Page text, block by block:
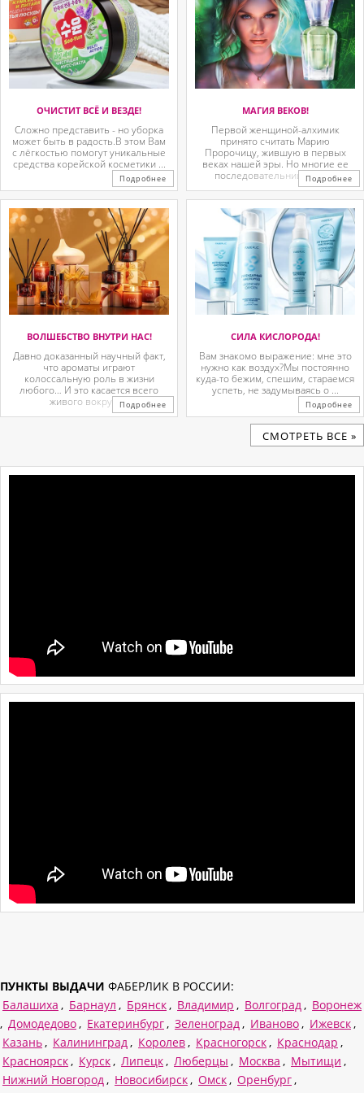
ОЧИСТИТ ВСЁ И ВЕЗДЕ!
Сложно представить - но уборка
может быть в радость.В этом Вам
с лёгкостью помогут уникальные
средства корейской косметики ...
Подробнее
МАГИЯ ВЕКОВ!
Первой женщиной-алхимик
принято считать Марию
Пророчицу, жившую в первых
веках нашей эры. Но многие ее
последовательницы так ...
Подробнее
ВОЛШЕБСТВО ВНУТРИ НАС!
Давно доказанный научный факт,
что ароматы играют
колоссальную роль в жизни
любого… И это касается всего
живого вокруг. ...Подробнее
СИЛА КИСЛОРОДА!
Вам знакомо выражение: мне это
нужно как воздух?Мы постоянно
куда-то бежим, спешим, стараемся
успеть, не задумываясь о ...
Подробнее
CМОТРЕТЬ ВСЕ »
ПУНКТЫ ВЫДАЧИ ФАБЕРЛИК В РОССИИ:
Балашиха , Барнаул , Брянск , Владимир , Волгоград , Воронеж
, Домодедово , Екатеринбург , Зеленоград , Иваново , Ижевск ,
Казань , Калининград , Королев , Красногорск , Краснодар ,
Красноярск , Курск , Липецк , Люберцы , Москва , Мытищи ,
Нижний Новгород , Новосибирск , Омск , Оренбург ,